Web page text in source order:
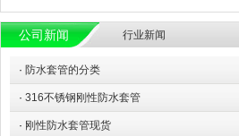
公司新闻 行业新闻
· 防水套管的分类
· 316不锈钢刚性防水套管
· 刚性防水套管现货